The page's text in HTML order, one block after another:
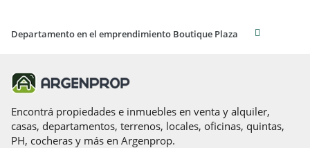
Departamento en el emprendimiento Boutique Plaza
Encontrá propiedades e inmuebles en venta y alquiler,
casas, departamentos, terrenos, locales, oficinas, quintas,
PH, cocheras y más en Argenprop.